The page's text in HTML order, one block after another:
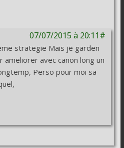
07/07/2015 à 20:11#
strategie Mais jë garden
ameliorer avec canon long un
Perso pour moi sa